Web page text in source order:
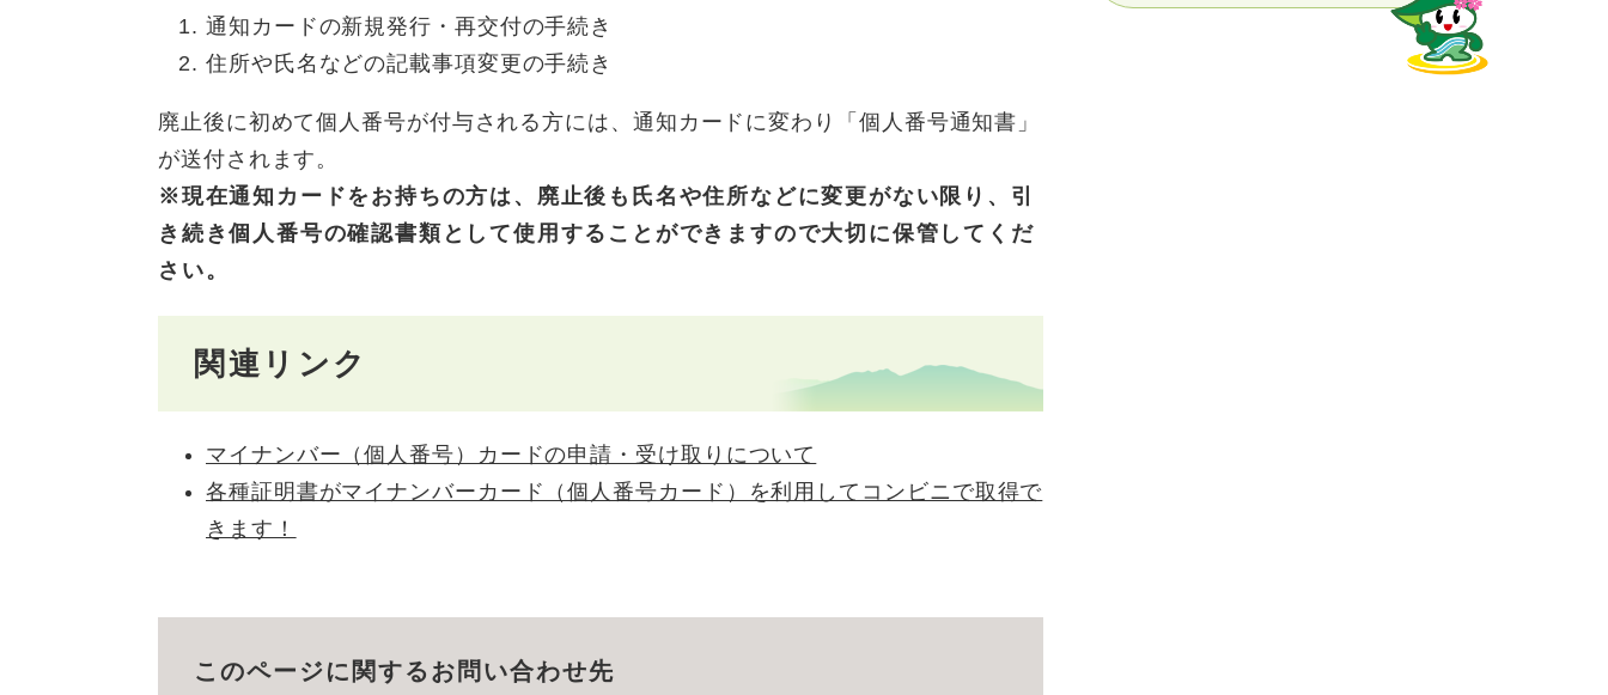
通知カードの新規発行・再交付の手続き
住所や氏名などの記載事項変更の手続き
廃止後に初めて個人番号が付与される方には、通知カードに変わり「個人番号通知書」
が送付されます。
※現在通知カードをお持ちの方は、廃止後も氏名や住所などに変更がない限り、引
き続き個人番号の確認書類として使用することができますので大切に保管してくだ
さい。
関連リンク
マイナンバー（個人番号）カードの申請・受け取りについて
各種証明書がマイナンバーカード（個人番号カード）を利用してコンビニで取得で
きます！
このページに関するお問い合わせ先